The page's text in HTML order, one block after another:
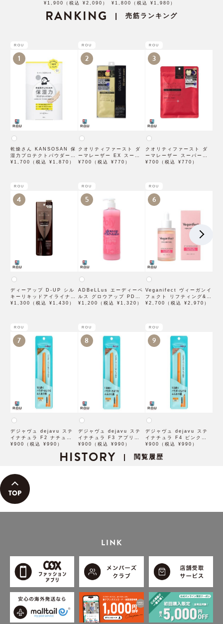
ニックマルチバーム ヘア
ィクリーム 50mL 【オー
¥1,900（税込 ¥2,090）
¥1,800（税込 ¥1,980）
RANKING | 売筋ランキング
ROU
1
乾燥さん KANSOSAN 保
湿力プロテクトパウダー
10g【BCLカンパニー】
¥1,700（税込 ¥1,870）
ROU
2
クオリティファースト ダ
ーマレーザー EX スーパ
ー VC100 マスク 1枚入
¥700（税込 ¥770）
ROU
3
クオリティファースト ダ
ーマレーザー スーパーレ
チノール100マスク 7枚入
¥700（税込 ¥770）
ROU
4
ディーアップ D-UP シル
キーリキッドアイライナー
WP ブラウンブラック
¥1,300（税込 ¥1,430）
ROU
5
ADBeLLus エーディーベ
ルス グロウアップ PDRN
ローション 500mL
¥1,200（税込 ¥1,320）
ROU
6
Veganifect ヴィーガンイ
フェクト リフティング&バ
ランシング フィグチェス
¥2,700（税込 ¥2,970）
ROU
7
デジャヴュ dejavu ステ
イナチュラ F2 ナチュラル
ブラウン【アイブロウ】
¥900（税込 ¥990）
ROU
8
デジャヴュ dejavu ステ
イナチュラ F3 アプリコッ
トブラウン【アイブロウ】
¥900（税込 ¥990）
ROU
9
デジャヴュ dejavu ステ
イナチュラ F4 ピンクベー
ジュ【アイブロウ】【イミ
¥900（税込 ¥990）
HISTORY | 閲覧履歴
LINK